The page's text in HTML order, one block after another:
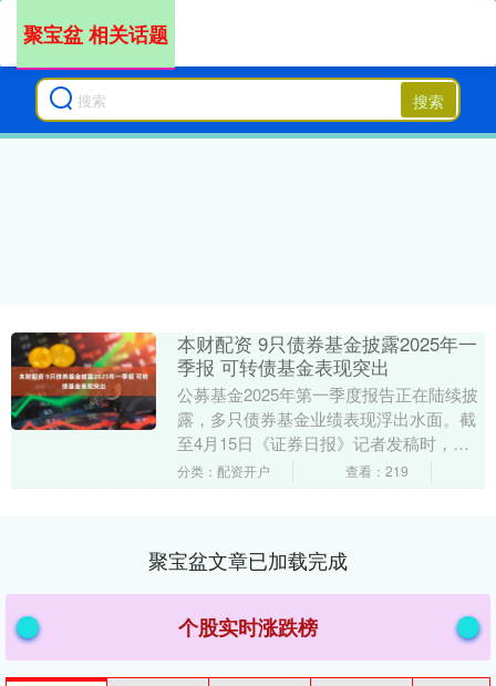
搜索
聚宝盆 相关话题
本财配资 9只债券基金披露2025年一
季报 可转债基金表现突出
公募基金2025年第一季度报告正在陆续披
露，多只债券基金业绩表现浮出水面。截
至4月15日《证券日报》记者发稿时，已
有中欧基金管理有限公司、德邦基金管理
分类：配资开户 查看：219
聚宝盆文章已加载完成
个股实时涨跌榜